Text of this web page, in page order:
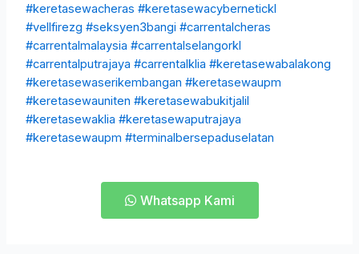
#keretasewacheras #keretasewacybernetickl
#vellfirezg #seksyen3bangi #carrentalcheras
#carrentalmalaysia #carrentalselangorkl
#carrentalputrajaya #carrentalklia #keretasewabalakong
#keretasewaserikembangan #keretasewaupm
#keretasewauniten #keretasewabukitjalil
#keretasewaklia #keretasewaputrajaya
#keretasewaupm #terminalbersepaduselatan
Whatsapp Kami